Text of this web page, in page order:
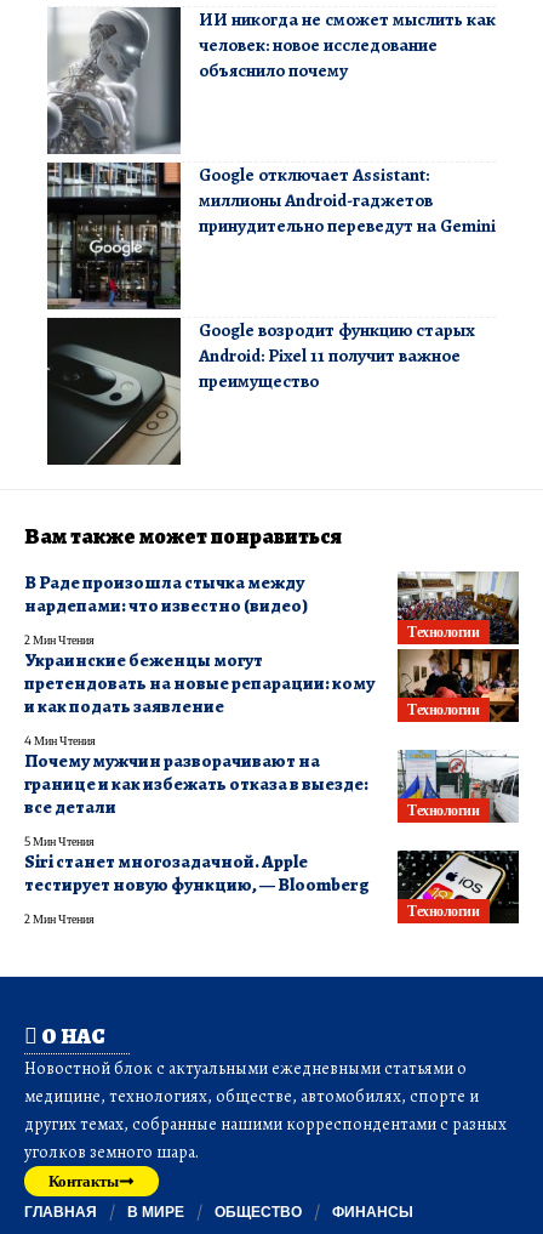
ИИ никогда не сможет мыслить как
человек: новое исследование
объяснило почему
Google отключает Assistant:
миллионы Android-гаджетов
принудительно переведут на Gemini
Google возродит функцию старых
Android: Pixel 11 получит важное
преимущество
Вам также может понравиться
Технологии
В Раде произошла стычка между
нардепами: что известно (видео)
2 Мин Чтения
Технологии
Украинские беженцы могут
претендовать на новые репарации: кому
и как подать заявление
4 Мин Чтения
Технологии
Почему мужчин разворачивают на
границе и как избежать отказа в выезде:
все детали
5 Мин Чтения
Технологии
Siri станет многозадачной. Apple
тестирует новую функцию, — Bloomberg
2 Мин Чтения
О НАС
Новостной блок с актуальными ежедневными статьями о
медицине, технологиях, обществе, автомобилях, спорте и
других темах, собранные нашими корреспондентами с разных
уголков земного шара.
Контакты
ГЛАВНАЯ В МИРЕ ОБЩЕСТВО
ФИНАНСЫ